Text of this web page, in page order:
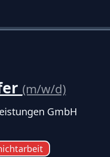
(m/w/d)
GmbH